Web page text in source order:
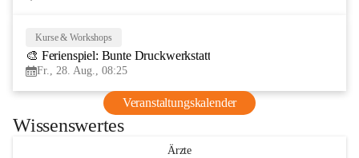
Kurse & Workshops
🎨 Ferienspiel: Bunte Druckwerkstatt
Fr., 28. Aug., 08:25
Veranstaltungskalender
Wissenswertes
Ärzte